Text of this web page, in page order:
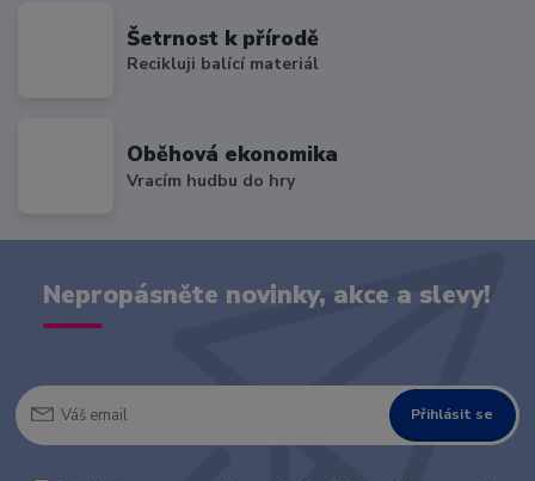
Šetrnost k přírodě
Recikluji balící materiál
Oběhová ekonomika
Vracím hudbu do hry
Nepropásněte novinky, akce a slevy!
Přihlásit se